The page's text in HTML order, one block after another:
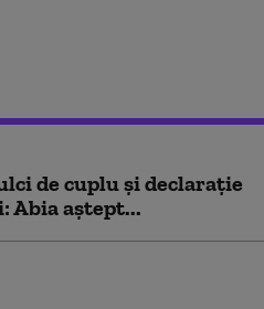
de cuplu și declarație
Abia aștept...